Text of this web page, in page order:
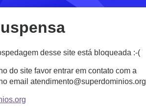
desse site está bloqueada :-(
do site favor entrar em contato com a
email atendimento@superdominios.org